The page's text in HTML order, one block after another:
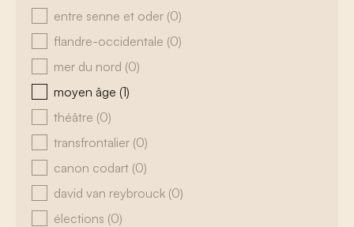
entre senne et oder (0)
flandre-occidentale (0)
mer du nord (0)
moyen âge (1)
théâtre (0)
transfrontalier (0)
canon codart (0)
david van reybrouck (0)
élections (0)